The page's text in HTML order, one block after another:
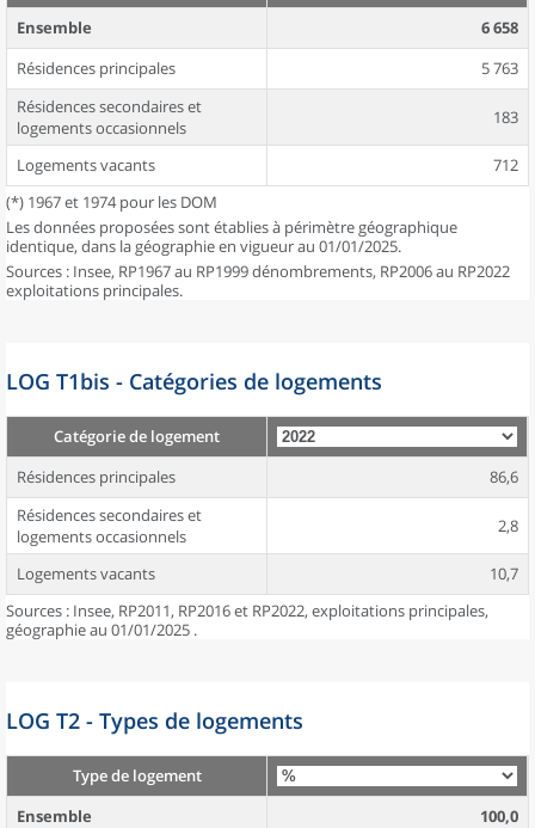
Ensemble
6 658
Résidences principales
5 763
Résidences secondaires et
logements occasionnels
183
Logements vacants
712
(*) 1967 et 1974 pour les DOM
Les données proposées sont établies à périmètre géographique
identique, dans la géographie en vigueur au 01/01/2025.
Sources : Insee, RP1967 au RP1999 dénombrements, RP2006 au RP2022
exploitations principales.
LOG T1bis - Catégories de logements
Catégorie de logement
Résidences principales
86,6
Résidences secondaires et
logements occasionnels
2,8
Logements vacants
10,7
Sources : Insee, RP2011, RP2016 et RP2022, exploitations principales,
géographie au 01/01/2025 .
LOG T2 - Types de logements
Type de logement
Ensemble
100,0